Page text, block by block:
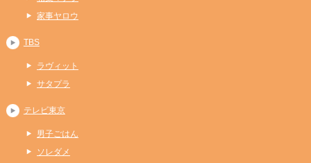
家事ヤロウ
TBS
ラヴィット
サタプラ
テレビ東京
男子ごはん
ソレダメ